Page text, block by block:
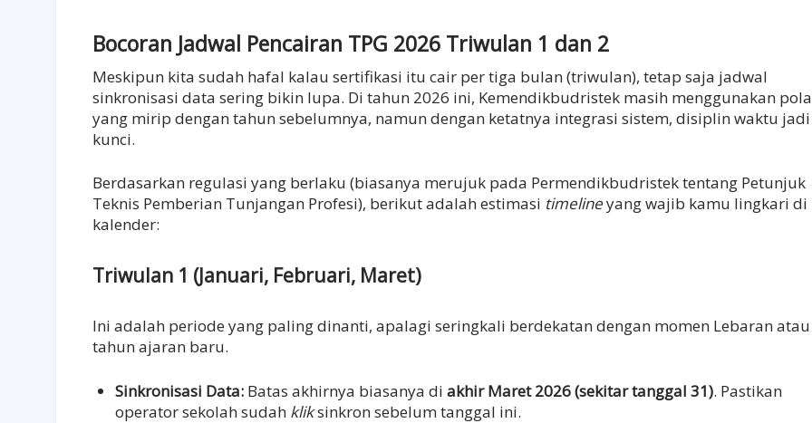
Bocoran Jadwal Pencairan TPG 2026 Triwulan 1 dan 2
Meskipun kita sudah hafal kalau sertifikasi itu cair per tiga bulan (triwulan), tetap saja jadwal
sinkronisasi data sering bikin lupa. Di tahun 2026 ini, Kemendikbudristek masih menggunakan pola
yang mirip dengan tahun sebelumnya, namun dengan ketatnya integrasi sistem, disiplin waktu jadi
kunci.
Berdasarkan regulasi yang berlaku (biasanya merujuk pada Permendikbudristek tentang Petunjuk
Teknis Pemberian Tunjangan Profesi), berikut adalah estimasi timelineyang wajib kamu lingkari di
kalender:
Triwulan 1 (Januari, Februari, Maret)
Ini adalah periode yang paling dinanti, apalagi seringkali berdekatan dengan momen Lebaran atau
tahun ajaran baru.
Sinkronisasi Data: Batas akhirnya biasanya di akhir Maret 2026 (sekitar tanggal 31). Pastikan
operator sekolah sudah kliksinkron sebelum tanggal ini.